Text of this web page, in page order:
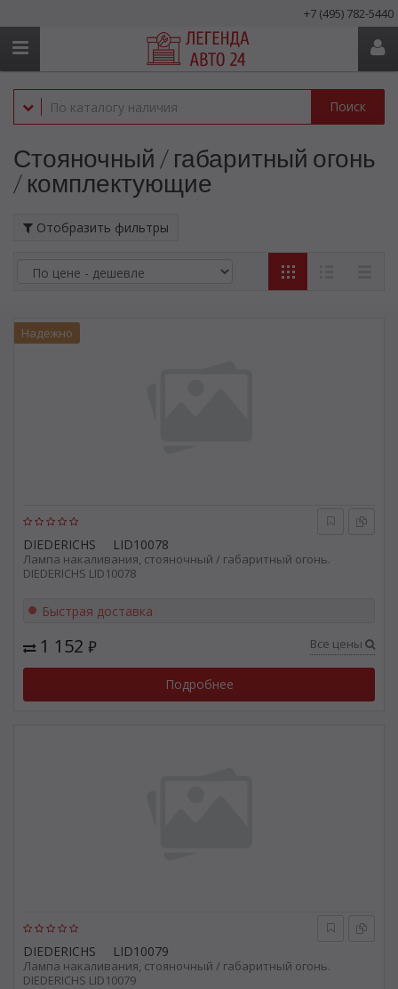
+7 (495) 782-5440
Поиск
Стояночный / габаритный огонь
/ комплектующие
Отобразить фильтры
DIEDERICHS LID10078
Лампа накаливания, стояночный / габаритный огонь.
DIEDERICHS LID10078
Надежно
Быстрая доставка
1 152 ₽ Все цены
Подробнее
DIEDERICHS LID10079
Лампа накаливания, стояночный / габаритный огонь.
DIEDERICHS LID10079